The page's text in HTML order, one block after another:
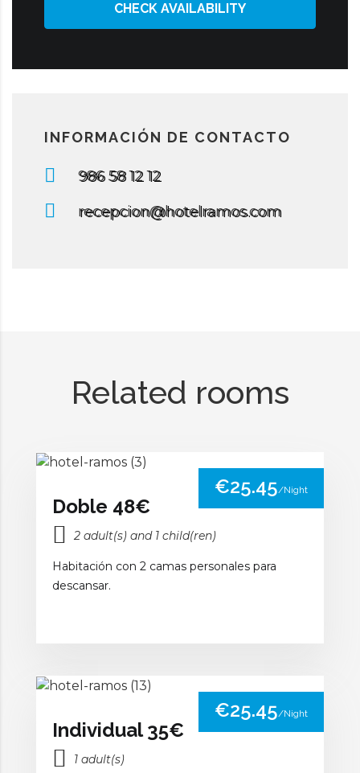
CHECK AVAILABILITY
INFORMACIÓN DE CONTACTO
986 58 12 12
recepcion@hotelramos.com
Related rooms
€25.45/Night
Doble 48€
2 adult(s) and 1 child(ren)
Habitación con 2 camas personales para
descansar.
€25.45/Night
Individual 35€
1 adult(s)